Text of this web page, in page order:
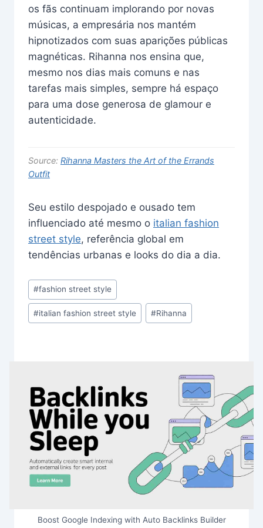
os fãs continuam implorando por novas
músicas, a empresária nos mantém
hipnotizados com suas aparições públicas
magnéticas. Rihanna nos ensina que,
mesmo nos dias mais comuns e nas
tarefas mais simples, sempre há espaço
para uma dose generosa de glamour e
autenticidade.
Source: Rihanna Masters the Art of the Errands
Outfit
Seu estilo despojado e ousado tem
influenciado até mesmo o italian fashion
street style, referência global em
tendências urbanas e looks do dia a dia.
Post
Tags:
#fashion street style
#italian fashion street style #Rihanna
Boost Google Indexing with Auto Backlinks Builder